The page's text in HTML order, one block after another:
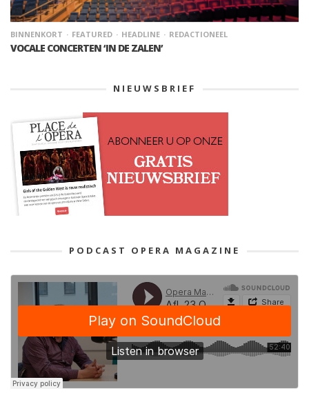
BINNENKORT FEATURED HEADLINE REDACTIONEEL
VOCALE CONCERTEN ‘IN DE ZALEN’
NIEUWSBRIEF
PODCAST OPERA MAGAZINE